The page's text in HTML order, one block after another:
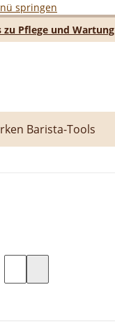
springen
zu Pflege und Wartung
Barista-Tools